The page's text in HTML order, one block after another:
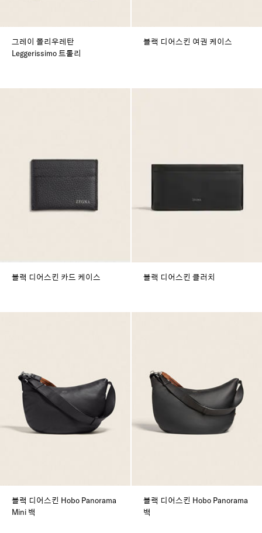
그레이 폴리우레탄
Leggerissimo 트롤리
블랙 디어스킨 여권 케이스
블랙 디어스킨 카드 케이스 블랙 디어스킨 클러치
블랙 디어스킨 Hobo Panorama
Mini 백
블랙 디어스킨 Hobo Panorama
백